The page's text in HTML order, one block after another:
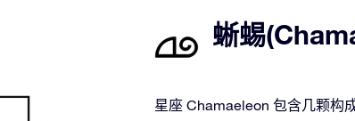
蜥蜴
星座 Chamaeleon 包含几颗构